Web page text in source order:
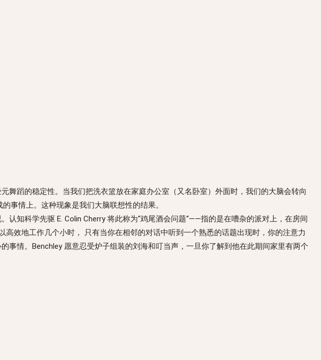
蹈的稳定性。当我们把洗衣篮放在家庭办公室（又名卧室）外面时，我们的大脑会转向
事情上。这种现象是我们大脑联想性的结果。
知科学先驱 E. Colin Cherry 将此称为“鸡尾酒会问题“——指的是在嘈杂的派对上，在房间
效地工作几个小时， 只有当你在相邻的对话中听到一个熟悉的话题出现时，你的注意力
情。Benchley 愿意忍受炉子组装的刘海和叮当声，一旦你了解到他在此期间家里有两个